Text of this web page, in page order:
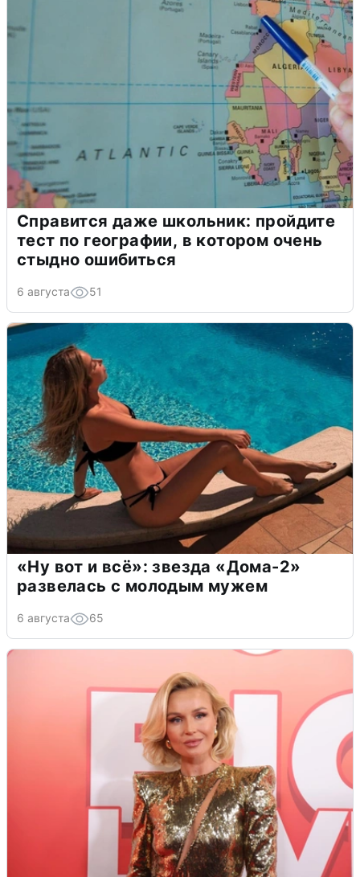
Справится даже школьник: пройдите
тест по географии, в котором очень
стыдно ошибиться
6 августа 51
«Ну вот и всё»: звезда «Дома-2»
развелась с молодым мужем
6 августа 65